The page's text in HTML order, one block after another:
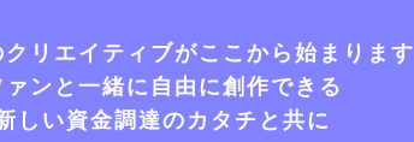
リエイティブがここから始まります
ァンと一緒に自由に創作できる
しい資金調達のカタチと共に